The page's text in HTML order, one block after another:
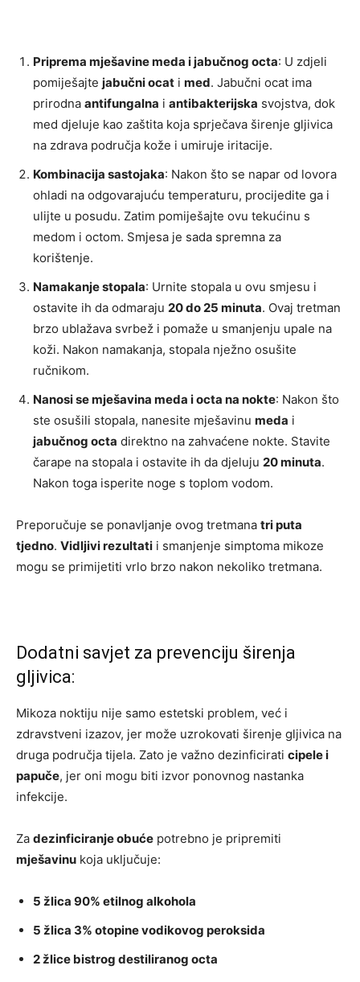
Priprema mješavine meda i jabučnog octa: U zdjeli
pomiješajte jabučni ocat i med. Jabučni ocat ima
prirodna antifungalna i antibakterijska svojstva, dok
med djeluje kao zaštita koja sprječava širenje gljivica
na zdrava područja kože i umiruje iritacije.
Kombinacija sastojaka: Nakon što se napar od lovora
ohladi na odgovarajuću temperaturu, procijedite ga i
ulijte u posudu. Zatim pomiješajte ovu tekućinu s
medom i octom. Smjesa je sada spremna za
korištenje.
Namakanje stopala: Urnite stopala u ovu smjesu i
ostavite ih da odmaraju 20 do 25 minuta. Ovaj tretman
brzo ublažava svrbež i pomaže u smanjenju upale na
koži. Nakon namakanja, stopala nježno osušite
ručnikom.
Nanosi se mješavina meda i octa na nokte: Nakon što
ste osušili stopala, nanesite mješavinu meda i
jabučnog octa direktno na zahvaćene nokte. Stavite
čarape na stopala i ostavite ih da djeluju 20 minuta.
Nakon toga isperite noge s toplom vodom.
Preporučuje se ponavljanje ovog tretmana tri puta
tjedno. Vidljivi rezultati i smanjenje simptoma mikoze
mogu se primijetiti vrlo brzo nakon nekoliko tretmana.
Dodatni savjet za prevenciju širenja
gljivica:
Mikoza noktiju nije samo estetski problem, već i
zdravstveni izazov, jer može uzrokovati širenje gljivica na
druga područja tijela. Zato je važno dezinficirati cipele i
papuče, jer oni mogu biti izvor ponovnog nastanka
infekcije.
Za dezinficiranje obuće potrebno je pripremiti
mješavinu koja uključuje:
5 žlica 90% etilnog alkohola
5 žlica 3% otopine vodikovog peroksida
2 žlice bistrog destiliranog octa